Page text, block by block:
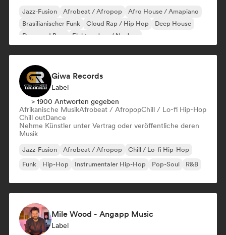
Jazz-Fusion Afrobeat / Afropop
Afro House / Amapiano
Brasilianischer Funk
Cloud Rap / Hip Hop
Deep House
Drum and Bass
Elektro-Jazz / Nu Jazz
Giwa Records
Label
> 1900 Antworten gegeben
Afrikanische MusikAfrobeat / AfropopChill / Lo-fi Hip-Hop
Chill outDance
Nehme Künstler unter Vertrag oder veröffentliche deren
Musik
Jazz-Fusion Afrobeat / Afropop
Chill / Lo-fi Hip-Hop
Funk
Hip-Hop Instrumentaler Hip-Hop Pop-Soul R&B
Mile Wood - Angapp Music
Label